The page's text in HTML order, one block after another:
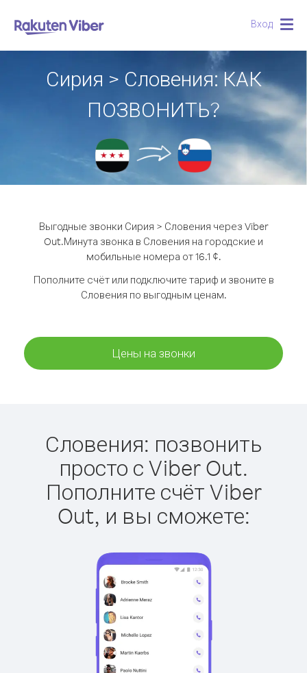
Вход
Сирия > Словения: КАК
ПОЗВОНИТЬ?
Выгодные звонки Сирия > Словения через Viber
Out.Минута звонка в Словения на городские и
мобильные номера от 16.1 ¢.
Пополните счёт или подключите тариф и звоните в
Словения по выгодным ценам.
Цены на звонки
Словения: позвонить
просто с Viber Out.
Пополните счёт Viber
Out, и вы сможете: